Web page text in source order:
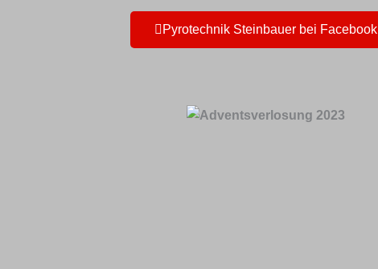
Pyrotechnik Steinbauer bei Facebook